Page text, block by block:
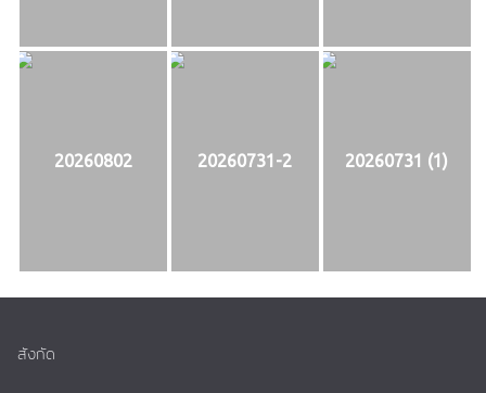
20260802 20260731-2 20260731 (1)
สังกัด